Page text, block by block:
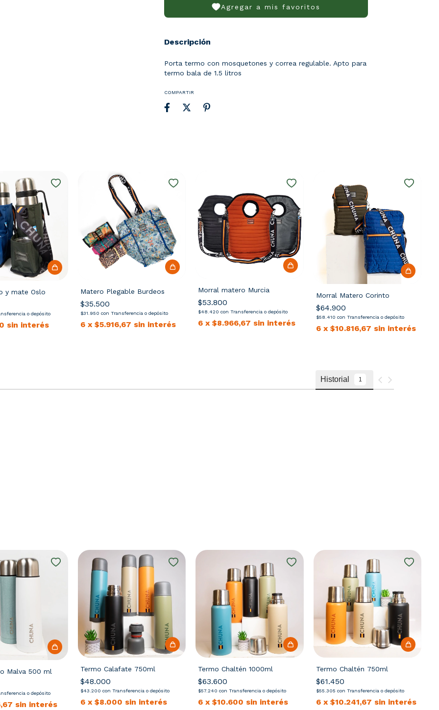
Agregar a mis favoritos
Descripción
Porta termo con mosquetones y correa regulable. Apto para
termo bala de 1.5 litros
COMPARTIR
y mate Oslo
o depósito
sin interés
Matero Plegable Burdeos
$35.500
$31.950 con Transferencia o depósito
6 x $5.916,67 sin interés
Morral matero Murcia
$53.800
$48.420 con Transferencia o depósito
6 x $8.966,67 sin interés
Morral Matero Corinto
$64.900
$58.410 con Transferencia o depósito
6 x $10.816,67 sin interés
Malva 500 ml
o depósito
sin interés
Termo Calafate 750ml
$48.000
$43.200 con Transferencia o depósito
6 x $8.000 sin interés
Termo Chaltén 1000ml
$63.600
$57.240 con Transferencia o depósito
6 x $10.600 sin interés
Termo Chaltén 750ml
$61.450
$55.305 con Transferencia o depósito
6 x $10.241,67 sin interés